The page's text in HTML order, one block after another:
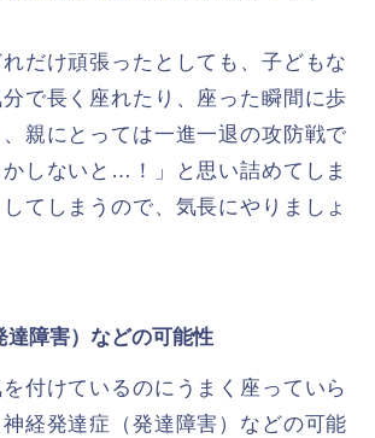
だけ頑張ったとしても、子どもな
で長く座れたり、座った瞬間に歩
親にとっては一進一退の攻防戦で
しないと…！」と思い詰めてしま
てしまうので、気長にやりましょ
達障害）などの可能性
付けているのにうまく座っていら
経発達症（発達障害）などの可能